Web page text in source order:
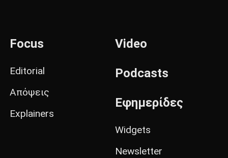
Focus
Editorial
Απόψεις
Explainers
Video
Podcasts
Εφημερίδες
Widgets
Newsletter